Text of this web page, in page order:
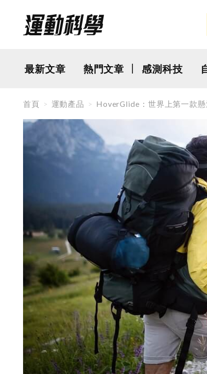
最新文章 熱門文章 感測科技
首頁 運動產品 HoverGlide：世界上第一款懸